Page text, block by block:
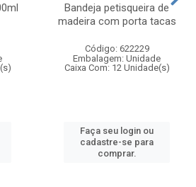
Bandeja petisqueira de
madeira com porta tacas
Código: 622229
Embalagem: Unidade
Caixa Com: 12 Unidade(s)
Faça seu login ou
cadastre-se para
comprar.